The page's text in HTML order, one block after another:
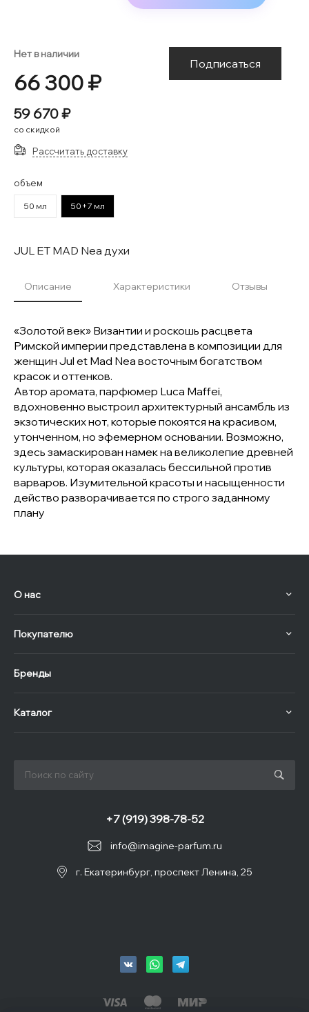
Нет в наличии
66 300 ₽
59 670 ₽
со скидкой
Подписаться
Рассчитать доставку
объем
50 мл 50+7 мл
JUL ET MAD Nea духи
Описание Характеристики Отзывы
«Золотой век» Византии и роскошь расцвета
Римской империи представлена в композиции для
женщин Jul et Mad Nea восточным богатством
красок и оттенков.
Автор аромата, парфюмер Luca Maffei,
вдохновенно выстроил архитектурный ансамбль из
экзотических нот, которые покоятся на красивом,
утонченном, но эфемерном основании. Возможно,
здесь замаскирован намек на великолепие древней
культуры, которая оказалась бессильной против
варваров. Изумительной красоты и насыщенности
действо разворачивается по строго заданному
плану
О нас
Покупателю
Бренды
Каталог
info@imagine-parfum.ru
+7 (919) 398-78-52
г. Екатеринбург, проспект Ленина, 25